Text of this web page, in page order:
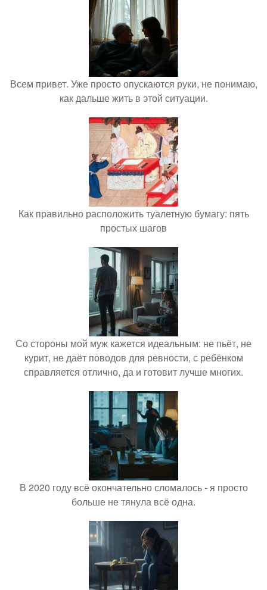
Всем привет. Уже просто опускаются руки, не понимаю,
как дальше жить в этой ситуации.
Как правильно расположить туалетную бумагу: пять
простых шагов
Со стороны мой муж кажется идеальным: не пьёт, не
курит, не даёт поводов для ревности, с ребёнком
справляется отлично, да и готовит лучше многих.
В 2020 году всё окончательно сломалось - я просто
больше не тянула всё одна.